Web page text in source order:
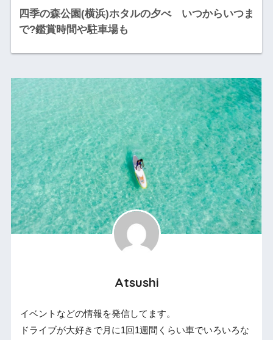
四季の森公園(横浜)ホタルの夕べ いつからいつま
で?鑑賞時間や駐車場も
Atsushi
イベントなどの情報を発信してます。
ドライブが大好きで月に1回1週間くらい車でいろいろな